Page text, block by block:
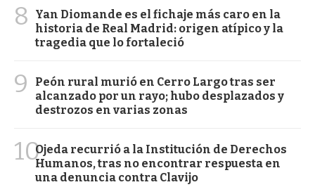
8
Yan Diomande es el fichaje más caro en la
historia de Real Madrid: origen atípico y la
tragedia que lo fortaleció
9
Peón rural murió en Cerro Largo tras ser
alcanzado por un rayo; hubo desplazados y
destrozos en varias zonas
10Ojeda recurrió a la Institución de Derechos
Humanos, tras no encontrar respuesta en
una denuncia contra Clavijo